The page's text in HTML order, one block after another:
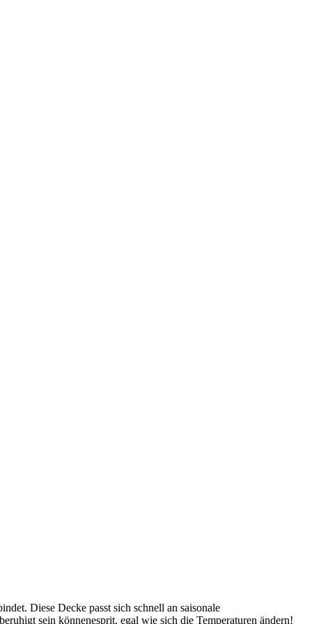
Diese Decke passt sich schnell an saisonale
sein könnenesprit, egal wie sich die Temperaturen ändern!